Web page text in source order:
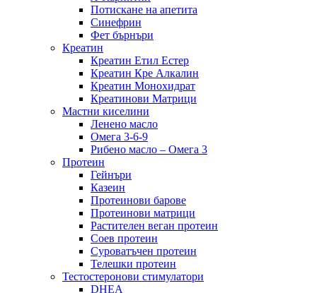
Потискане на апетита
Синефрин
Фет бърнъри
Креатин
Креатин Етил Естер
Креатин Кре Алкалин
Креатин Монохидрат
Креатинови Матрици
Мастни киселини
Ленено масло
Омега 3-6-9
Рибено масло – Омега 3
Протеин
Гейнъри
Казеин
Протеинови барове
Протеинови матрици
Растителен веган протеин
Соев протеин
Суроватъчен протеин
Телешки протеин
Тестостеронови стимулатори
DHEA